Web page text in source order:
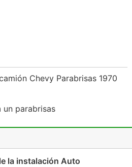
Chevy Parabrisas 1970
parabrisas
la instalación Auto